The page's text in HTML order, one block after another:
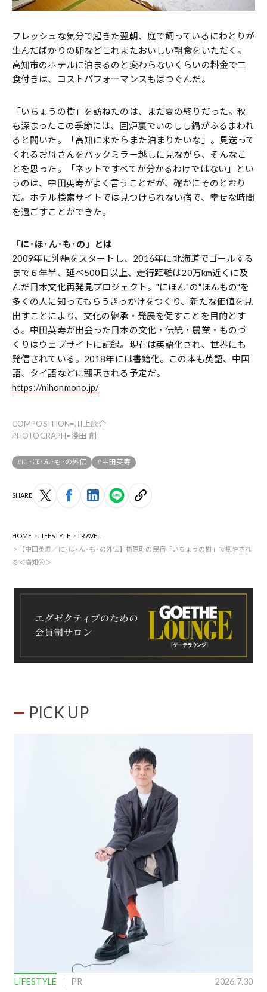
フレッシュな気分で起きた翌朝、庭で飼っているにわとりが
生んだばかりの卵などこれまたおいしい朝食をいただく。
高知市のホテルに泊まるのと変わらないくらいの料金で二
食付きは、コストパフォーマンスもばつぐんだ。
「いちょうの樹」を訪ねたのは、まだ夏の終りだった。秋
も深まったこの季節には、囲炉裏でいのしし鍋がふるまわれ
ると聞いた。「高知に来たらまた泊まりたいな」。見送って
くれるお母さんをバックミラー越しに見ながら、そんなこ
とを思った。「ネットですべてが分かるわけではない」とい
うのは、中田英寿がよく言うことだが、確かにそのとおり
だ。ホテル検索サイトでは見つけられない宿で、幸せな時間
を過ごすことができた。
「に･ほ･ん･も･の」とは
2009年に沖縄をスタートし、2016年に北海道でゴールする
まで６年半、延べ500日以上、走行距離は20万km近くに及
んだ日本文化再発見プロジェクト。"にほん"の"ほんもの"を
多くの人に知ってもらうきっかけをつくり、新たな価値を見
出すことにより、文化の継承・発展を促すことを目的とす
る。中田英寿が出会った日本の文化・伝統・農業・ものづ
くりはウェブサイトに記録。現在は英語化され、世界にも
発信されている。2018年には書籍化。この本も英語、中国
語、タイ語などに翻訳される予定だ。
https://nihonmono.jp/
COMPOSITION=川上康介
PHOTOGRAPH=淺田 創
#に･ほ･ん･も･の外伝 #中田英寿
SHARE
HOME LIFESTYLE
TRAVEL
【中田英寿／に･ほ･ん･も･の外伝】梼原町の民宿「いちょうの樹」で癒やされ
る＜高知④＞
PICK UP
LIFESTYLE PR 2026.7.30